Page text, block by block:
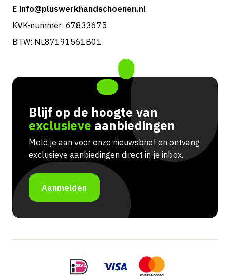
E info@pluswerkhandschoenen.nl
KVK-nummer: 67833675
BTW: NL87191561B01
Blijf op de hoogte van
exclusieve aanbiedingen
Meld je aan voor onze nieuwsbrief en ontvang
exclusieve aanbiedingen direct in je inbox.
Aanmelden